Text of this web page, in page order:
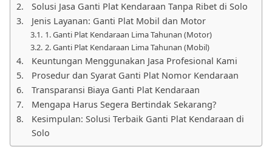
Solusi Jasa Ganti Plat Kendaraan Tanpa Ribet di Solo
Jenis Layanan: Ganti Plat Mobil dan Motor
1. Ganti Plat Kendaraan Lima Tahunan (Motor)
2. Ganti Plat Kendaraan Lima Tahunan (Mobil)
Keuntungan Menggunakan Jasa Profesional Kami
Prosedur dan Syarat Ganti Plat Nomor Kendaraan
Transparansi Biaya Ganti Plat Kendaraan
Mengapa Harus Segera Bertindak Sekarang?
Kesimpulan: Solusi Terbaik Ganti Plat Kendaraan di
Solo